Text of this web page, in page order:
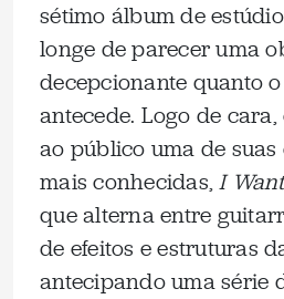
sétimo álbum de
longe de parecer uma
decepcionante quanto
antecede. Logo de
ao público uma de suas
mais conhecidas,I
que alterna entre
de efeitos e estruturas
antecipando uma série